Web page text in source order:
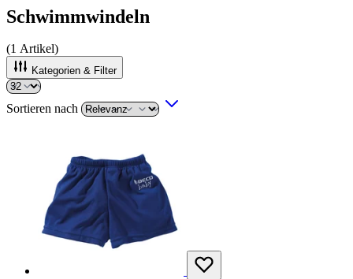
Schwimmwindeln
(1 Artikel)
Kategorien & Filter
Sortieren nach